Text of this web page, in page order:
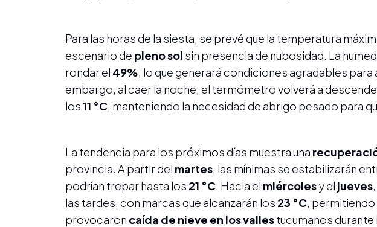
Para las horas de la siesta, se prevé que la temperatura
escenario de pleno sol sin presencia de nubosidad. La
rondar el 49%, lo que generará condiciones agradables
embargo, al caer la noche, el termómetro volverá a
los11 °C, manteniendo la necesidad de abrigo pesado para
La tendencia para los próximos días muestra una
provincia. A partir del martes, las mínimas se estabilizarán
podrían trepar hasta los 21 °C. Hacia el miércolesy el jueves
las tardes, con marcas que alcanzarán los 23 °C, permitiendo
provocaron caída de nieve en los vallestucumanos